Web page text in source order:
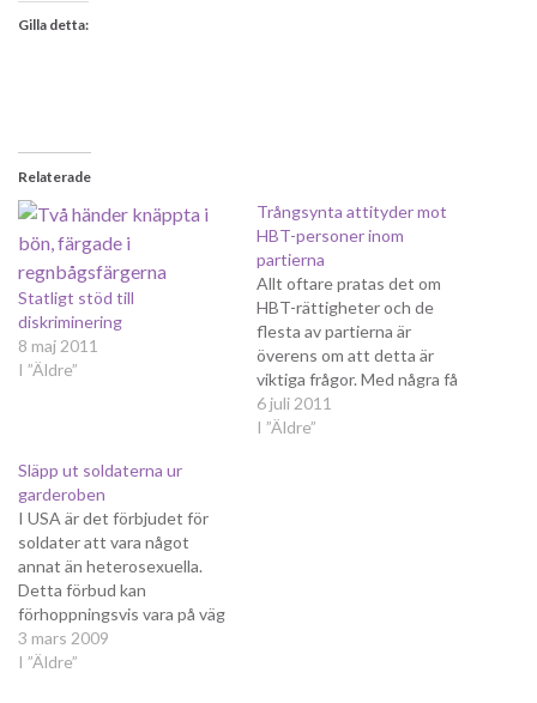
Gilla detta:
Relaterade
Statligt stöd till
diskriminering
8 maj 2011
I ”Äldre”
Trångsynta attityder mot
HBT-personer inom
partierna
Allt oftare pratas det om
HBT-rättigheter och de
flesta av partierna är
överens om att detta är
viktiga frågor. Med några få
undantag tävlar partierna
om att vara mest HBT-
6 juli 2011
I ”Äldre”
Släpp ut soldaterna ur
garderoben
I USA är det förbjudet för
soldater att vara något
annat än heterosexuella.
Detta förbud kan
förhoppningsvis vara på väg
att upphävas - en
kongressledamot har lämnat
3 mars 2009
I ”Äldre”